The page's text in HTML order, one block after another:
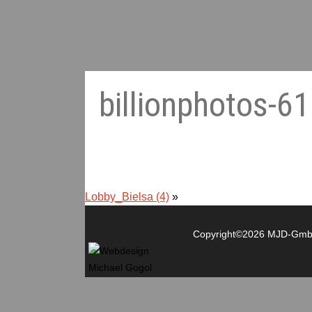
billionphotos-
Lobby_Bielsa (4) »
Copyright©2026 MJD-